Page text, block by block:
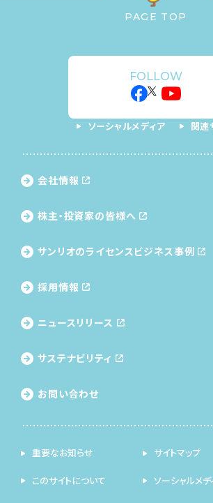
PAGE TOP
FOLLOW
ソーシャルメディア 関連
会社情報
株主・投資家の皆様へ
サンリオのライセンス ビジネス事例
採用情報
ニュースリリース
サステナビリティ
お問い合わせ
重要なお知らせ サイトマップ
このサイトについて ソーシャルメ